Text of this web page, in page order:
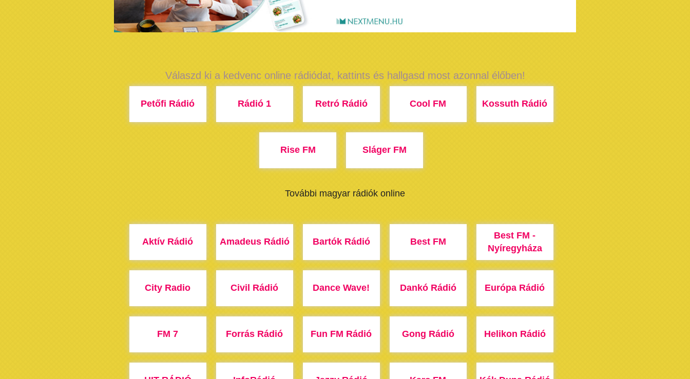
Válaszd ki a kedvenc online rádiódat, kattints és hallgasd most azonnal élőben!
Petőfi Rádió Rádió 1 Retró Rádió Cool FM Kossuth Rádió
Rise FM Sláger FM
További magyar rádiók online
Aktív Rádió Amadeus Rádió Bartók Rádió Best FM
Best FM -
Nyíregyháza
City Radio Civil Rádió Dance Wave! Dankó Rádió Európa Rádió
FM 7 Forrás Rádió Fun FM Rádió Gong Rádió Helikon Rádió